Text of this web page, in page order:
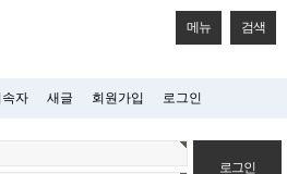
메뉴 검색
속자 새글 회원가입 로그인